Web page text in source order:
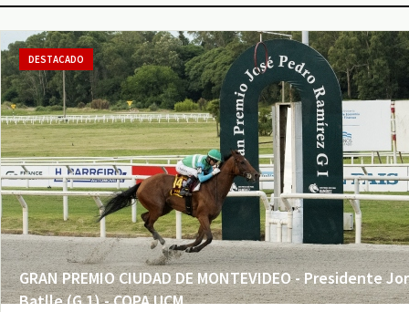
GRAN PREMIO CIUDAD DE MONTEVIDEO - Presidente
Batlle (G 1) - COPA UCM
DESTACADO